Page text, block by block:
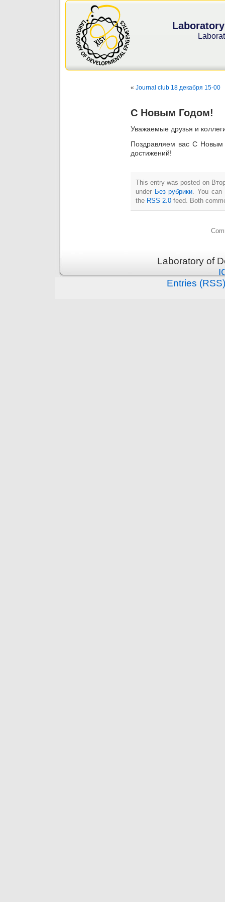
« Journal club 18 декабря 15-00
С Новым Годом!
Уважаемые друзья и
Поздравляем вас С
достижений!
This entry was posted on
under Без рубрики. You can
the RSS 2.0 feed. Both
Laboratory of
Entries (RSS)